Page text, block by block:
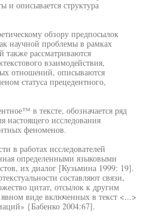
и описывается структура
обзору предпосылок
научной проблемы в рамках
также рассматриваются
взаимодействия,
отношений, описываются
статуса прецедентного,
в тексте, обозначается ряд
настоящего исследования
феноменов.
в работах исследователей
определенными языковыми
их диалог [Кузьмина 1999: 19].
составляют связи,
цитат, отсылок к другим
виде включенных в текст <...>
{Бабенко 2004:67].